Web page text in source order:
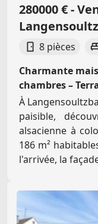
280000 € -
8 pièces
Charmante
chambres –
À
paisible,
alsacienne à
186 m²
l'arrivée, la